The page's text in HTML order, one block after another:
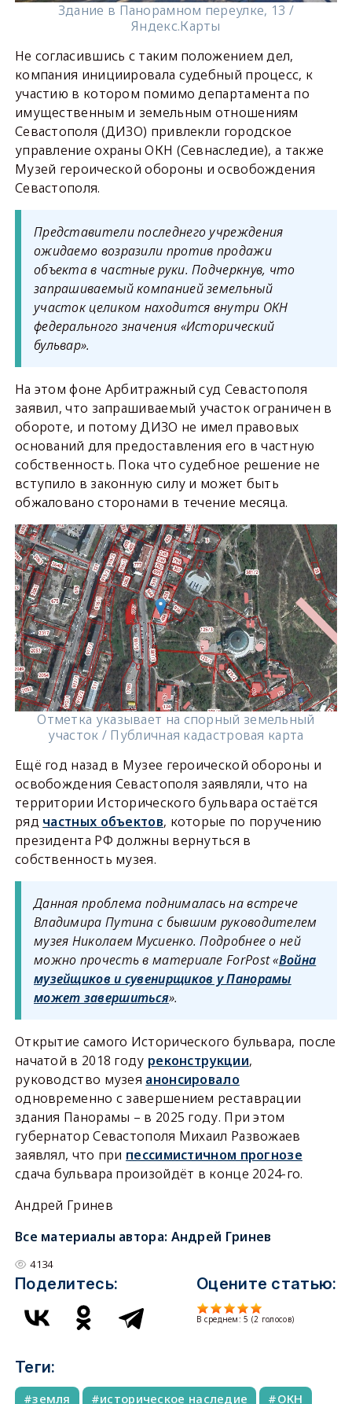
Здание в Панорамном переулке, 13 /
Яндекс.Карты
Не согласившись с таким положением дел,
компания инициировала судебный процесс, к
участию в котором помимо департамента по
имущественным и земельным отношениям
Севастополя (ДИЗО) привлекли городское
управление охраны ОКН (Севнаследие), а также
Музей героической обороны и освобождения
Севастополя.
Представители последнего учреждения
ожидаемо возразили против продажи
объекта в частные руки. Подчеркнув, что
запрашиваемый компанией земельный
участок целиком находится внутри ОКН
федерального значения «Исторический
бульвар».
На этом фоне Арбитражный суд Севастополя
заявил, что запрашиваемый участок ограничен в
обороте, и потому ДИЗО не имел правовых
оснований для предоставления его в частную
собственность. Пока что судебное решение не
вступило в законную силу и может быть
обжаловано сторонами в течение месяца.
Отметка указывает на спорный земельный
участок / Публичная кадастровая карта
Ещё год назад в Музее героической обороны и
освобождения Севастополя заявляли, что на
территории Исторического бульвара остаётся
ряд частных объектов, которые по поручению
президента РФ должны вернуться в
собственность музея.
Данная проблема поднималась на встрече
Владимира Путина с бывшим руководителем
музея Николаем Мусиенко. Подробнее о ней
можно прочесть в материале ForPost «Война
музейщиков и сувенирщиков у Панорамы
может завершиться».
Открытие самого Исторического бульвара, после
начатой в 2018 году реконструкции,
руководство музея анонсировало
одновременно с завершением реставрации
здания Панорамы – в 2025 году. При этом
губернатор Севастополя Михаил Развожаев
заявлял, что при пессимистичном прогнозе
сдача бульвара произойдёт в конце 2024-го.
Андрей Гринев
Все материалы автора: Андрей Гринев
4134
Поделитесь: Оцените статью:
В среднем:5 (2 голосов)
Теги:
земля историческое наследие ОКН